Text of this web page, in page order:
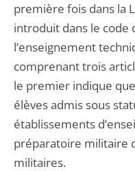
première fois dans la
introduit dans le code
l’enseignement
comprenant trois
le premier indique
élèves admis sous
établissements
préparatoire militaire
militaires.